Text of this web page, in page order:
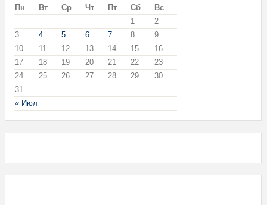
Пн
Вт Ср Чт Пт Сб Вс
« Июл
1
2
3
4 5 6 7 8
9
10
11 12 13 14 15
16
17
18 19 20 21 22
23
24
25 26 27 28 29
30
31